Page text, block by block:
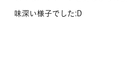
味深い様子でした:D